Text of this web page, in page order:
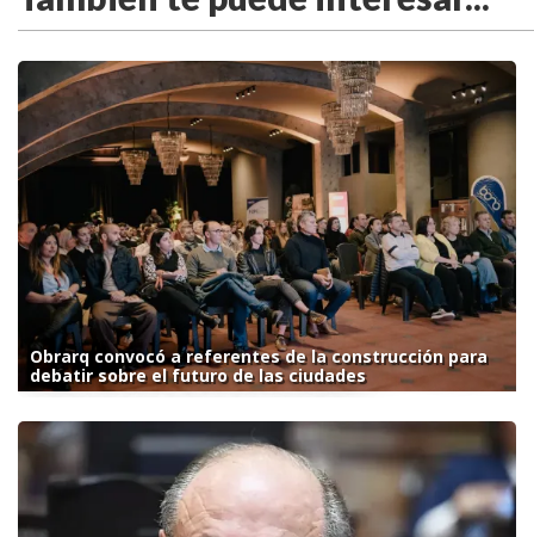
Obrarq convocó a referentes de la construcción para
debatir sobre el futuro de las ciudades